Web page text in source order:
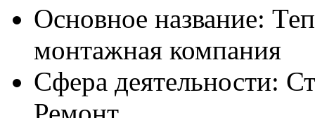
Основное название:
монтажная компания
Сфера деятельности: